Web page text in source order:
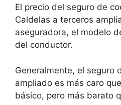
El precio del seguro de
Caldelas a terceros
aseguradora, el modelo
del conductor.
Generalmente, el seguro
ampliado es más caro
básico, pero más barato